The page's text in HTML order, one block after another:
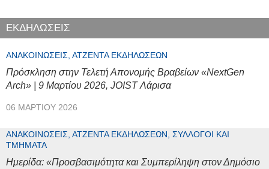
ΕΚΔΗΛΩΣΕΙΣ
ΑΝΑΚΟΙΝΏΣΕΙΣ, ΑΤΖΈΝΤΑ ΕΚΔΗΛΏΣΕΩΝ
Πρόσκληση στην Τελετή Απονομής Βραβείων «NextGen
Arch» | 9 Μαρτίου 2026, JOIST Λάρισα
06 ΜΑΡΤΊΟΥ 2026
ΑΝΑΚΟΙΝΏΣΕΙΣ, ΑΤΖΈΝΤΑ ΕΚΔΗΛΏΣΕΩΝ, ΣΎΛΛΟΓΟΙ ΚΑΙ
ΤΜΉΜΑΤΑ
Ημερίδα: «Προσβασιμότητα και Συμπερίληψη στον Δημόσιο